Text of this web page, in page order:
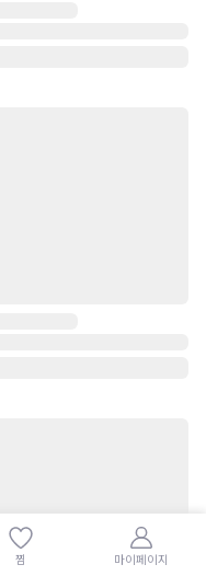
찜 마이페이지